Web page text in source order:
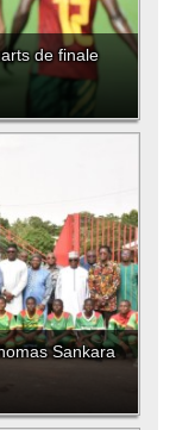
de finale
Sankara